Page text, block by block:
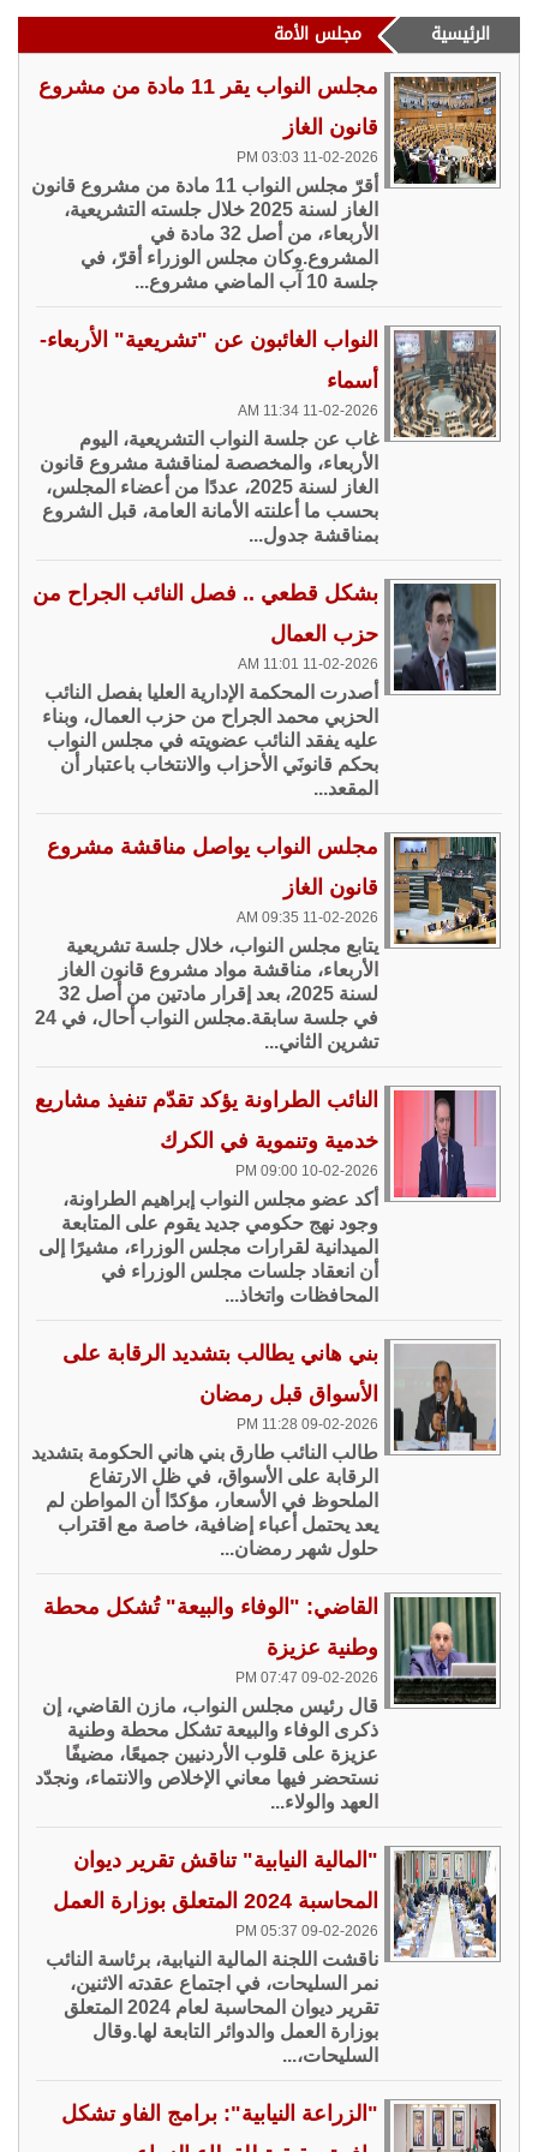
الرئيسية مجلس الأمة
مجلس النواب يقر 11 مادة من مشروع
قانون الغاز
11-02-2026 03:03 PM
أقرّ مجلس النواب 11 مادة من مشروع قانون
الغاز لسنة 2025 خلال جلسته التشريعية،
الأربعاء، من أصل 32 مادة في
المشروع.وكان مجلس الوزراء أقرّ، في
جلسة 10 آب الماضي مشروع...
النواب الغائبون عن "تشريعية" الأربعاء-
أسماء
11-02-2026 11:34 AM
غاب عن جلسة النواب التشريعية، اليوم
الأربعاء، والمخصصة لمناقشة مشروع قانون
الغاز لسنة 2025، عددًا من أعضاء المجلس،
بحسب ما أعلنته الأمانة العامة، قبل الشروع
بمناقشة جدول...
بشكل قطعي .. فصل النائب الجراح من
حزب العمال
11-02-2026 11:01 AM
أصدرت المحكمة الإدارية العليا بفصل النائب
الحزبي محمد الجراح من حزب العمال، وبناء
عليه يفقد النائب عضويته في مجلس النواب
بحكم قانونَي الأحزاب والانتخاب باعتبار أن
المقعد...
مجلس النواب يواصل مناقشة مشروع
قانون الغاز
11-02-2026 09:35 AM
يتابع مجلس النواب، خلال جلسة تشريعية
الأربعاء، مناقشة مواد مشروع قانون الغاز
لسنة 2025، بعد إقرار مادتين من أصل 32
في جلسة سابقة.مجلس النواب أحال، في 24
تشرين الثاني...
النائب الطراونة يؤكد تقدّم تنفيذ مشاريع
خدمية وتنموية في الكرك
10-02-2026 09:00 PM
أكد عضو مجلس النواب إبراهيم الطراونة،
وجود نهج حكومي جديد يقوم على المتابعة
الميدانية لقرارات مجلس الوزراء، مشيرًا إلى
أن انعقاد جلسات مجلس الوزراء في
المحافظات واتخاذ...
بني هاني يطالب بتشديد الرقابة على
الأسواق قبل رمضان
09-02-2026 11:28 PM
طالب النائب طارق بني هاني الحكومة بتشديد
الرقابة على الأسواق، في ظل الارتفاع
الملحوظ في الأسعار، مؤكدًا أن المواطن لم
يعد يحتمل أعباء إضافية، خاصة مع اقتراب
حلول شهر رمضان...
القاضي: "الوفاء والبيعة" تُشكل محطة
وطنية عزيزة
09-02-2026 07:47 PM
قال رئيس مجلس النواب، مازن القاضي، إن
ذكرى الوفاء والبيعة تشكل محطة وطنية
عزيزة على قلوب الأردنيين جميعًا، مضيفًا
نستحضر فيها معاني الإخلاص والانتماء، ونجدّد
العهد والولاء...
"المالية النيابية" تناقش تقرير ديوان
المحاسبة 2024 المتعلق بوزارة العمل
09-02-2026 05:37 PM
ناقشت اللجنة المالية النيابية، برئاسة النائب
نمر السليحات، في اجتماع عقدته الاثنين،
تقرير ديوان المحاسبة لعام 2024 المتعلق
بوزارة العمل والدوائر التابعة لها.وقال
السليحات،...
"الزراعة النيابية": برامج الفاو تشكل